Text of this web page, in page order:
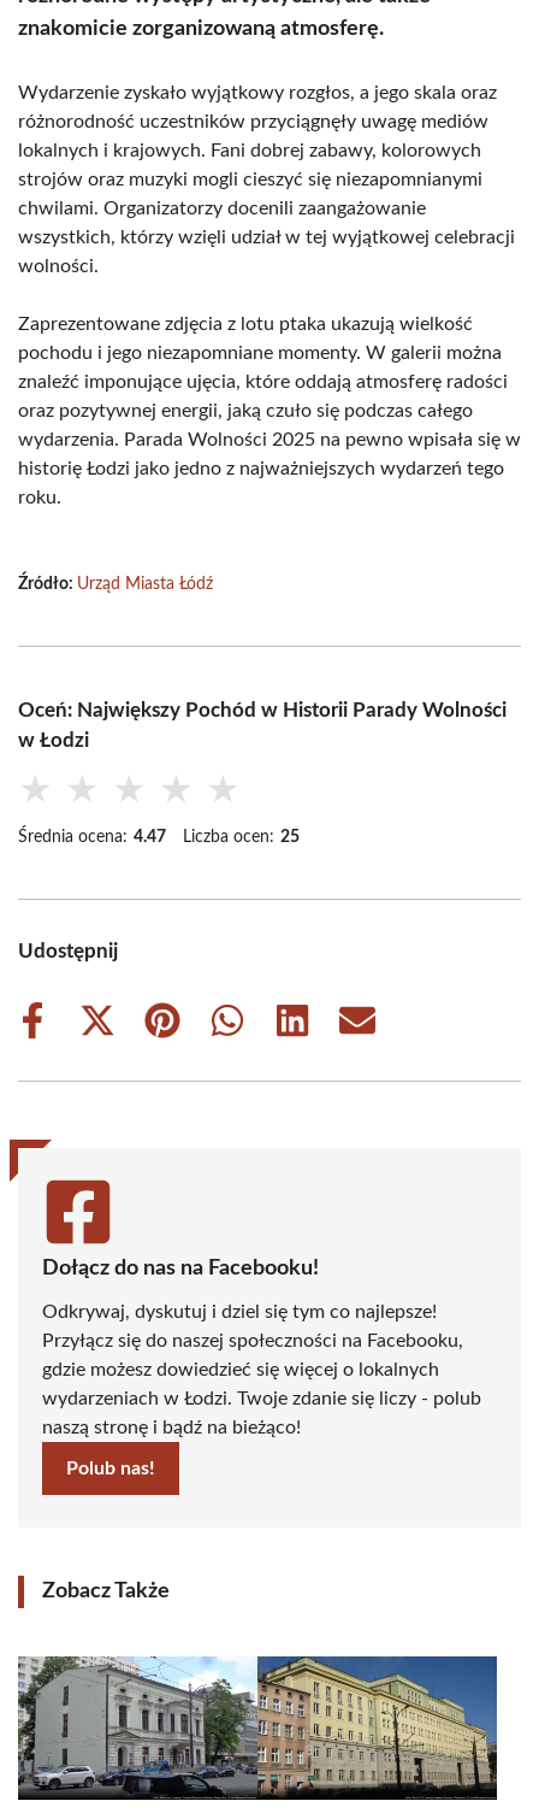
znakomicie zorganizowaną atmosferę.
Wydarzenie zyskało wyjątkowy rozgłos, a jego skala oraz
różnorodność uczestników przyciągnęły uwagę mediów
lokalnych i krajowych. Fani dobrej zabawy, kolorowych
strojów oraz muzyki mogli cieszyć się niezapomnianymi
chwilami. Organizatorzy docenili zaangażowanie
wszystkich, którzy wzięli udział w tej wyjątkowej celebracji
wolności.
Zaprezentowane zdjęcia z lotu ptaka ukazują wielkość
pochodu i jego niezapomniane momenty. W galerii można
znaleźć imponujące ujęcia, które oddają atmosferę radości
oraz pozytywnej energii, jaką czuło się podczas całego
wydarzenia. Parada Wolności 2025 na pewno wpisała się w
historię Łodzi jako jedno z najważniejszych wydarzeń tego
roku.
Źródło: Urząd Miasta Łódź
Oceń: Największy Pochód w Historii Parady Wolności
w Łodzi
★ ★ ★ ★ ★
Średnia ocena: 4.47 Liczba ocen: 25
Udostępnij
Share
Share
(Twitter)
Share
Share
Share
Share
Dołącz do nas na Facebooku!
Odkrywaj, dyskutuj i dziel się tym co najlepsze!
Przyłącz się do naszej społeczności na Facebooku,
gdzie możesz dowiedzieć się więcej o lokalnych
wydarzeniach w Łodzi. Twoje zdanie się liczy - polub
naszą stronę i bądź na bieżąco!
Polub nas!
Zobacz Także